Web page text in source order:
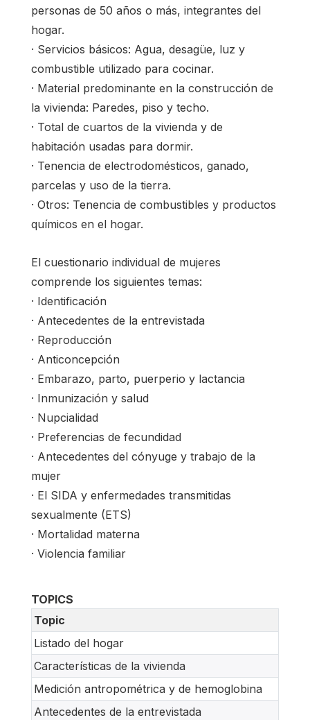
personas de 50 años o más, integrantes del
hogar.
· Servicios básicos: Agua, desagüe, luz y
combustible utilizado para cocinar.
· Material predominante en la construcción de
la vivienda: Paredes, piso y techo.
· Total de cuartos de la vivienda y de
habitación usadas para dormir.
· Tenencia de electrodomésticos, ganado,
parcelas y uso de la tierra.
· Otros: Tenencia de combustibles y productos
químicos en el hogar.
El cuestionario individual de mujeres
comprende los siguientes temas:
· Identificación
· Antecedentes de la entrevistada
· Reproducción
· Anticoncepción
· Embarazo, parto, puerperio y lactancia
· Inmunización y salud
· Nupcialidad
· Preferencias de fecundidad
· Antecedentes del cónyuge y trabajo de la
mujer
· El SIDA y enfermedades transmitidas
sexualmente (ETS)
· Mortalidad materna
· Violencia familiar
TOPICS
Topic
Listado del hogar
Características de la vivienda
Medición antropométrica y de hemoglobina
Antecedentes de la entrevistada